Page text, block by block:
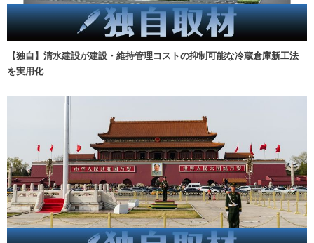
【独自】清水建設が建設・維持管理コストの抑制可能な冷蔵倉庫新工法
を実用化